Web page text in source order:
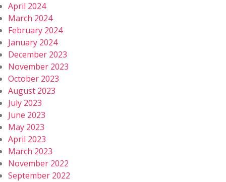
April 2024
March 2024
February 2024
January 2024
December 2023
November 2023
October 2023
August 2023
July 2023
June 2023
May 2023
April 2023
March 2023
November 2022
September 2022